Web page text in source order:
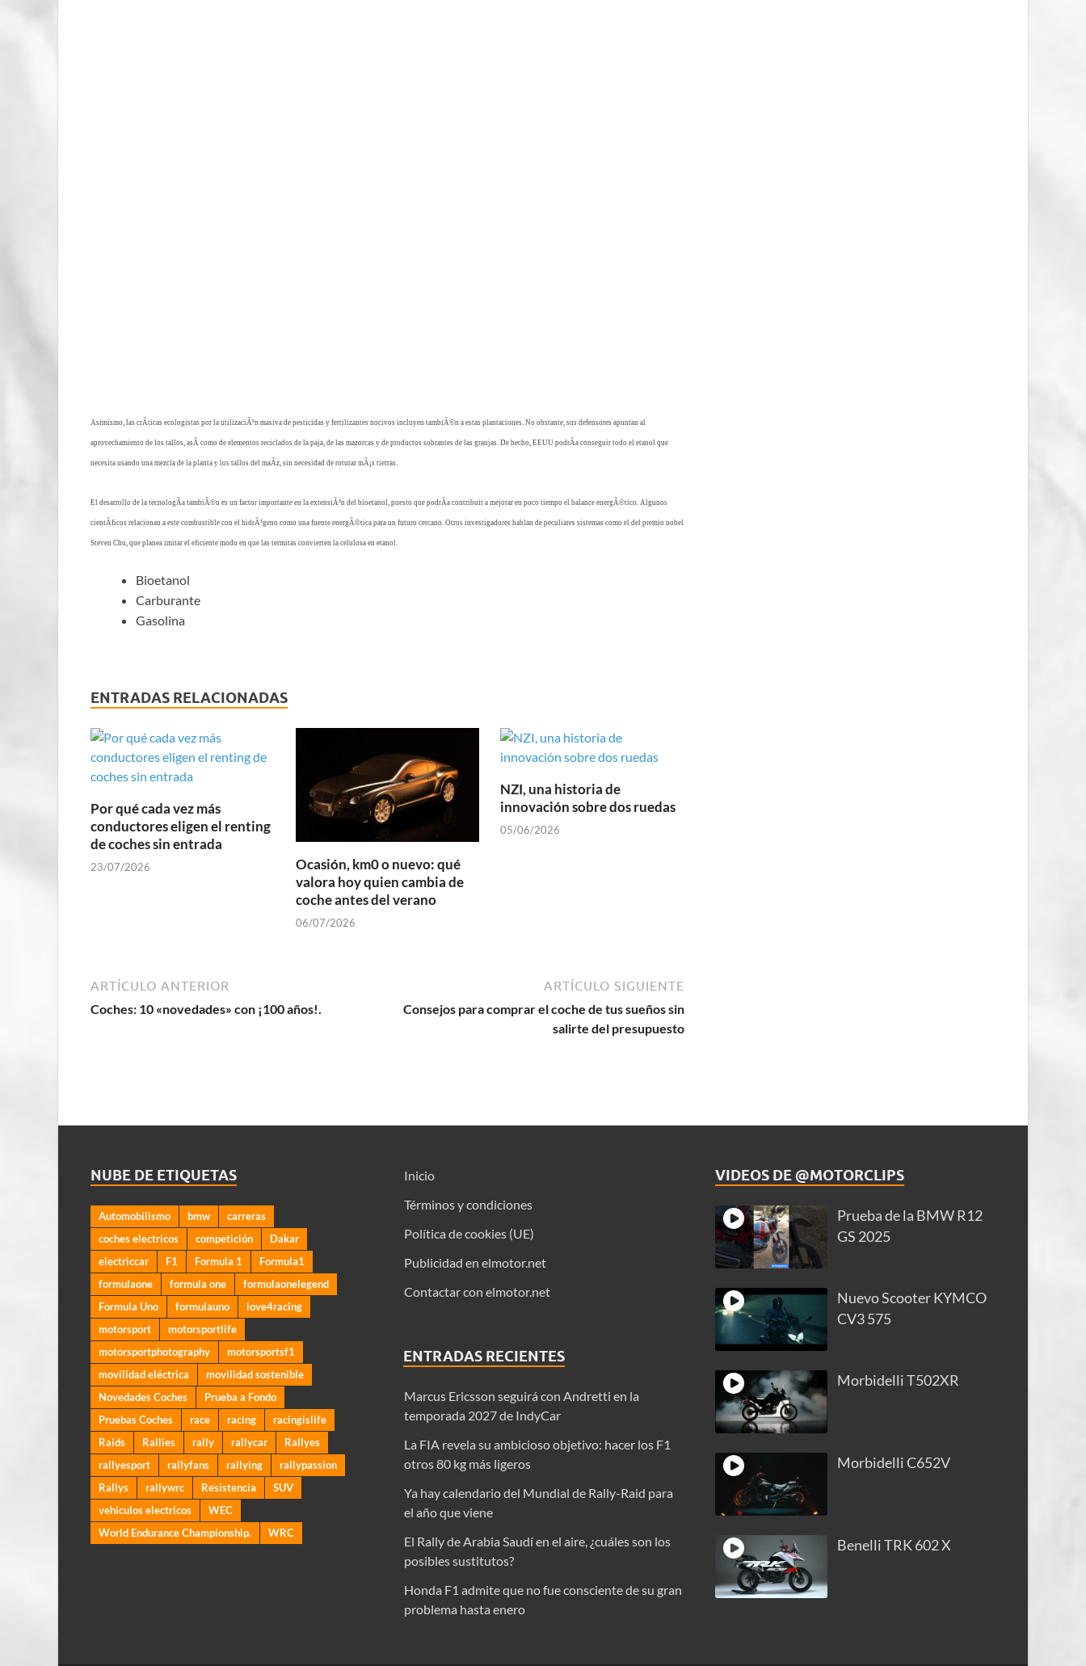
Asimismo, las crÃ­ticas ecologistas por la utilizaciÃ³n masiva de pesticidas y fertilizantes nocivos incluyen tambiÃ©n a estas plantaciones. No obstante, sus defensores apuntan al
aprovechamiento de los tallos, asÃ­ como de elementos reciclados de la paja, de las mazorcas y de productos sobrantes de las granjas. De hecho, EEUU podrÃ­a conseguir todo el etanol que
necesita usando una mezcla de la planta y los tallos del maÃ­z, sin necesidad de roturar mÃ¡s tierras.
El desarrollo de la tecnologÃ­a tambiÃ©n es un factor importante en la extensiÃ³n del bioetanol, puesto que podrÃ­a contribuir a mejorar en poco tiempo el balance energÃ©tico. Algunos
cientÃ­ficos relacionan a este combustible con el hidrÃ³geno como una fuente energÃ©tica para un futuro cercano. Otros investigadores hablan de peculiares sistemas como el del premio nobel
Steven Chu, que planea imitar el eficiente modo en que las termitas convierten la celulosa en etanol.
Bioetanol
Carburante
Gasolina
ENTRADAS RELACIONADAS
Por qué cada vez más
conductores eligen el renting
de coches sin entrada
23/07/2026
Ocasión, km0 o nuevo: qué
valora hoy quien cambia de
coche antes del verano
06/07/2026
NZI, una historia de
innovación sobre dos ruedas
05/06/2026
ARTÍCULO ANTERIOR
Coches: 10 «novedades» con ¡100 años!.
ARTÍCULO SIGUIENTE
Consejos para comprar el coche de tus sueños sin
salirte del presupuesto
NUBE DE ETIQUETAS
Automobilismo bmw
carreras
coches electricos
competición
Dakar
electriccar
F1 Formula 1
Formula1
formulaone
formula one
formulaonelegend
Formula Uno
formulauno
love4racing
motorsport
motorsportlife
motorsportphotography
motorsportsf1
movilidad eléctrica
movilidad sostenible
Novedades Coches
Prueba a Fondo
Pruebas Coches
race racing
racingislife
Raids
Rallies rally rallycar
Rallyes
rallyesport
rallyfans rallying
rallypassion
Rallys
rallywrc Resistencia
SUV
vehiculos electricos
WEC
World Endurance Championship.
WRC
Inicio
Términos y condiciones
Política de cookies (UE)
Publicidad en elmotor.net
Contactar con elmotor.net
ENTRADAS RECIENTES
Marcus Ericsson seguirá con Andretti en la
temporada 2027 de IndyCar
La FIA revela su ambicioso objetivo: hacer los F1
otros 80 kg más ligeros
Ya hay calendario del Mundial de Rally-Raid para
el año que viene
El Rally de Arabia Saudí en el aire, ¿cuáles son los
posibles sustitutos?
Honda F1 admite que no fue consciente de su gran
problema hasta enero
VIDEOS DE @MOTORCLIPS
Prueba de la BMW R12
GS 2025
Nuevo Scooter KYMCO
CV3 575
Morbidelli T502XR
Morbidelli C652V
Benelli TRK 602 X